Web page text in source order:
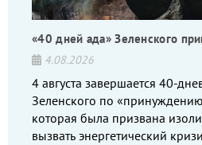
«40 дней ада» Зеленского
4.08.2026
4 августа завершается 40-
Зеленского по
которая была призвана
вызвать энергетический